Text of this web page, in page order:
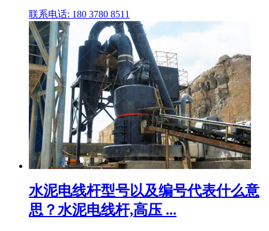
联系电话: 180 3780 8511
水泥电线杆型号以及编号代表什么意
思？水泥电线杆,高压 ...